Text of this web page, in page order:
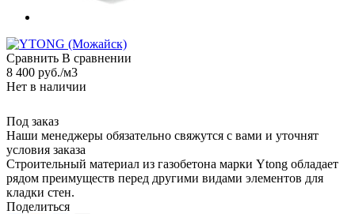
Сравнить В сравнении
8 400 руб./м3
Нет в наличии
Под заказ
Наши менеджеры обязательно свяжутся с вами и уточнят
условия заказа
Строительный материал из газобетона марки Ytong обладает
рядом преимуществ перед другими видами элементов для
кладки стен.
Поделиться